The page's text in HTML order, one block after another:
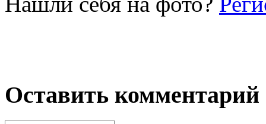
Оставить комментарий